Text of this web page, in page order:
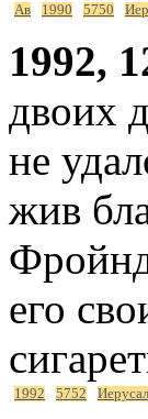
Ав 1990 5750
1992,
двоих
не
жив
его
1992 5752